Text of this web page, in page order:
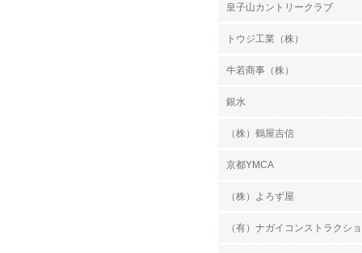
皇子山カントリークラブ
トウジ工業（株）
牛若商事（株）
銀水
（株）鶴屋吉信
京都YMCA
（株）よろず屋
（有）ナガイコンストラクシ